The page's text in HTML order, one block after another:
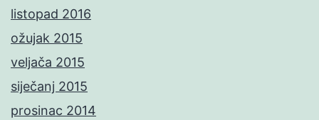
listopad 2016
ožujak 2015
veljača 2015
siječanj 2015
prosinac 2014